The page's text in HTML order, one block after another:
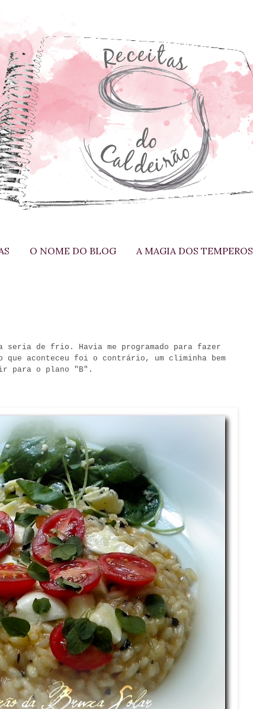
O NOME DO BLOG A MAGIA DOS TEMPEROS
seria de frio. Havia me programado para fazer
que aconteceu foi o contrário, um climinha bem
para o plano "B".